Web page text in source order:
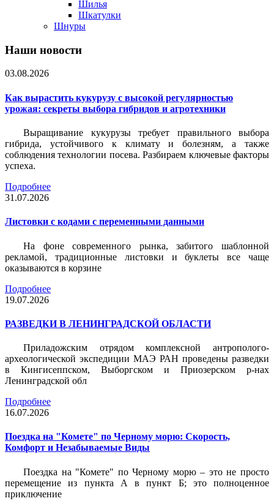
Шилья
Шкатулки
Шнуры
Наши новости
03.08.2026
Как вырастить кукурузу с высокой регулярностью
урожая: секреты выбора гибридов и агротехники
Выращивание кукурузы требует правильного выбора
гибрида, устойчивого к климату и болезням, а также
соблюдения технологии посева. Разбираем ключевые факторы
успеха.
Подробнее
31.07.2026
Листовки c кодами с переменными данными
На фоне современного рынка, забитого шаблонной
рекламой, традиционные листовки и буклеты все чаще
оказываются в корзине
Подробнее
19.07.2026
РАЗВЕДКИ В ЛЕНИНГРАДСКОЙ ОБЛАСТИ
Приладожским отрядом комплексной антрополого-
археологической экспедиции МАЭ РАН проведены разведки
в Кингисеппском, Выборгском и Приозерском р-нах
Ленинградской обл
Подробнее
16.07.2026
Поездка на "Комете" по Черному морю: Скорость,
Комфорт и Незабываемые Виды
Поездка на "Комете" по Черному морю – это не просто
перемещение из пункта А в пункт Б; это полноценное
приключение